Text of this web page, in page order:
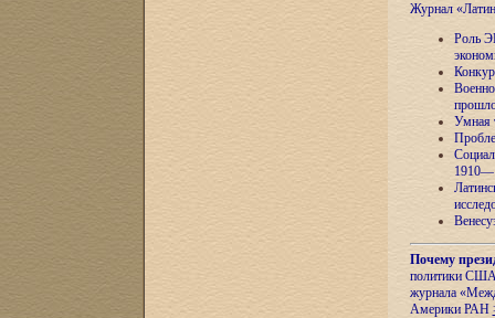
Журнал
Роль
Умная
Почему
политики США
журнала
Америки РАН